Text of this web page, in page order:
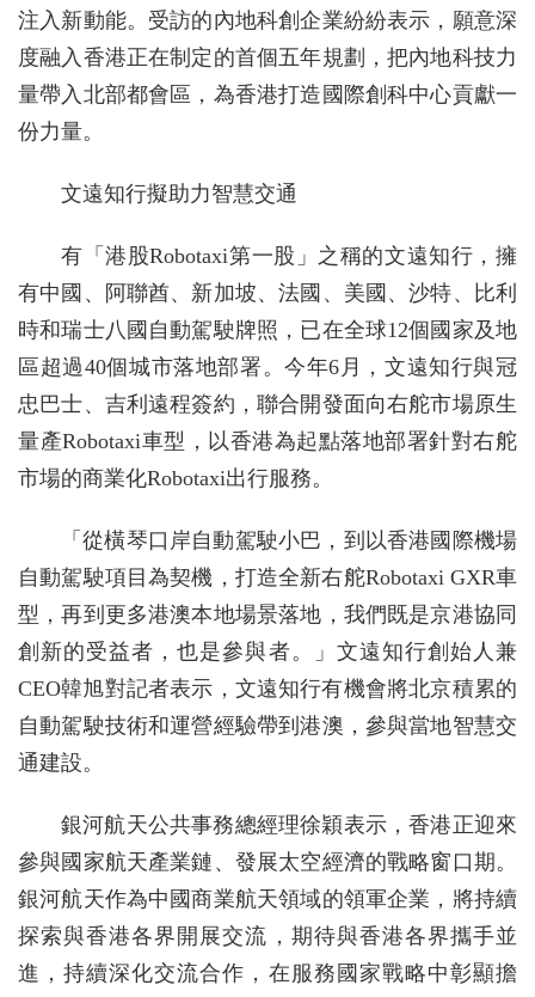
注入新動能。受訪的內地科創企業紛紛表示，願意深
度融入香港正在制定的首個五年規劃，把內地科技力
量帶入北部都會區，為香港打造國際創科中心貢獻一
份力量。
文遠知行擬助力智慧交通
有「港股Robotaxi第一股」之稱的文遠知行，擁
有中國、阿聯酋、新加坡、法國、美國、沙特、比利
時和瑞士八國自動駕駛牌照，已在全球12個國家及地
區超過40個城市落地部署。今年6月，文遠知行與冠
忠巴士、吉利遠程簽約，聯合開發面向右舵市場原生
量產Robotaxi車型，以香港為起點落地部署針對右舵
市場的商業化Robotaxi出行服務。
「從橫琴口岸自動駕駛小巴，到以香港國際機場
自動駕駛項目為契機，打造全新右舵Robotaxi GXR車
型，再到更多港澳本地場景落地，我們既是京港協同
創新的受益者，也是參與者。」文遠知行創始人兼
CEO韓旭對記者表示，文遠知行有機會將北京積累的
自動駕駛技術和運營經驗帶到港澳，參與當地智慧交
通建設。
銀河航天公共事務總經理徐穎表示，香港正迎來
參與國家航天產業鏈、發展太空經濟的戰略窗口期。
銀河航天作為中國商業航天領域的領軍企業，將持續
探索與香港各界開展交流，期待與香港各界攜手並
進，持續深化交流合作，在服務國家戰略中彰顯擔